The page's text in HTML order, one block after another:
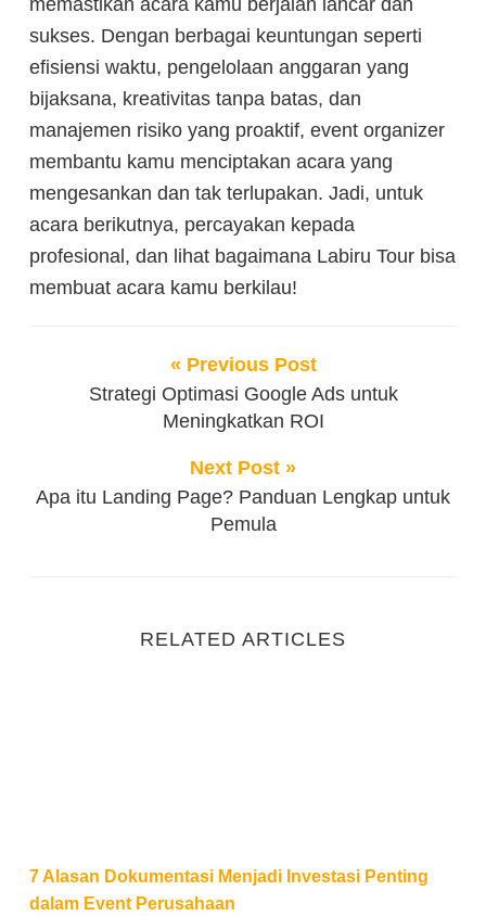
memastikan acara kamu berjalan lancar dan
sukses. Dengan berbagai keuntungan seperti
efisiensi waktu, pengelolaan anggaran yang
bijaksana, kreativitas tanpa batas, dan
manajemen risiko yang proaktif, event organizer
membantu kamu menciptakan acara yang
mengesankan dan tak terlupakan. Jadi, untuk
acara berikutnya, percayakan kepada
profesional, dan lihat bagaimana Labiru Tour bisa
membuat acara kamu berkilau!
« Previous Post
Strategi Optimasi Google Ads untuk
Meningkatkan ROI
Next Post »
Apa itu Landing Page? Panduan Lengkap untuk
Pemula
RELATED ARTICLES
7 Alasan Dokumentasi Menjadi Investasi Penting
dalam Event Perusahaan